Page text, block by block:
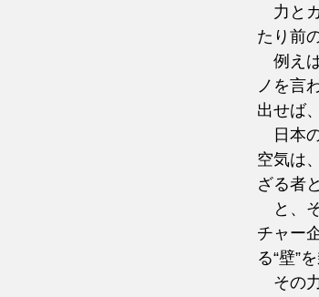
力と
たり前
例え
ノを言
出せば
日本
空気は
ざる者
と、
チャー
る“壁”
その